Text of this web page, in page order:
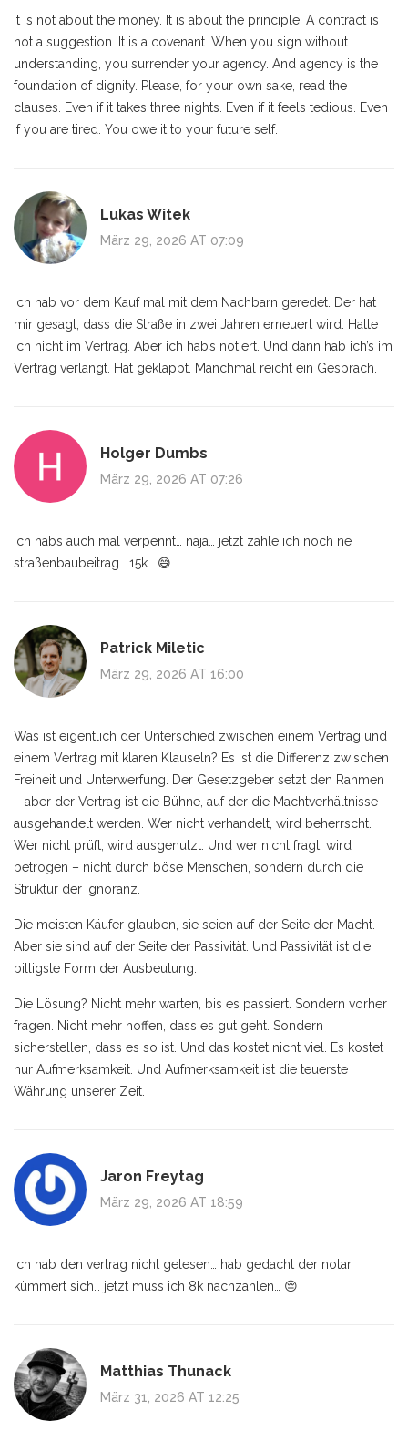
It is not about the money. It is about the principle. A contract is
not a suggestion. It is a covenant. When you sign without
understanding, you surrender your agency. And agency is the
foundation of dignity. Please, for your own sake, read the
clauses. Even if it takes three nights. Even if it feels tedious. Even
if you are tired. You owe it to your future self.
Lukas Witek
März 29, 2026 AT 07:09
Ich hab vor dem Kauf mal mit dem Nachbarn geredet. Der hat
mir gesagt, dass die Straße in zwei Jahren erneuert wird. Hatte
ich nicht im Vertrag. Aber ich hab’s notiert. Und dann hab ich’s im
Vertrag verlangt. Hat geklappt. Manchmal reicht ein Gespräch.
Holger Dumbs
März 29, 2026 AT 07:26
ich habs auch mal verpennt… naja… jetzt zahle ich noch ne
straßenbaubeitrag… 15k… 😅
Patrick Miletic
März 29, 2026 AT 16:00
Was ist eigentlich der Unterschied zwischen einem Vertrag und
einem Vertrag mit klaren Klauseln? Es ist die Differenz zwischen
Freiheit und Unterwerfung. Der Gesetzgeber setzt den Rahmen
– aber der Vertrag ist die Bühne, auf der die Machtverhältnisse
ausgehandelt werden. Wer nicht verhandelt, wird beherrscht.
Wer nicht prüft, wird ausgenutzt. Und wer nicht fragt, wird
betrogen – nicht durch böse Menschen, sondern durch die
Struktur der Ignoranz.
Die meisten Käufer glauben, sie seien auf der Seite der Macht.
Aber sie sind auf der Seite der Passivität. Und Passivität ist die
billigste Form der Ausbeutung.
Die Lösung? Nicht mehr warten, bis es passiert. Sondern vorher
fragen. Nicht mehr hoffen, dass es gut geht. Sondern
sicherstellen, dass es so ist. Und das kostet nicht viel. Es kostet
nur Aufmerksamkeit. Und Aufmerksamkeit ist die teuerste
Währung unserer Zeit.
Jaron Freytag
März 29, 2026 AT 18:59
ich hab den vertrag nicht gelesen… hab gedacht der notar
kümmert sich… jetzt muss ich 8k nachzahlen… 😔
Matthias Thunack
März 31, 2026 AT 12:25